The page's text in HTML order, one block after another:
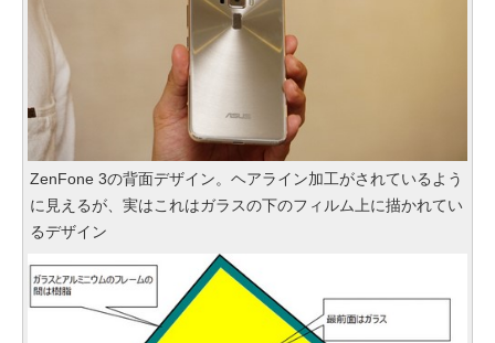
ZenFone 3の背面デザイン。ヘアライン加工がされているよう
に見えるが、実はこれはガラスの下のフィルム上に描かれてい
るデザイン